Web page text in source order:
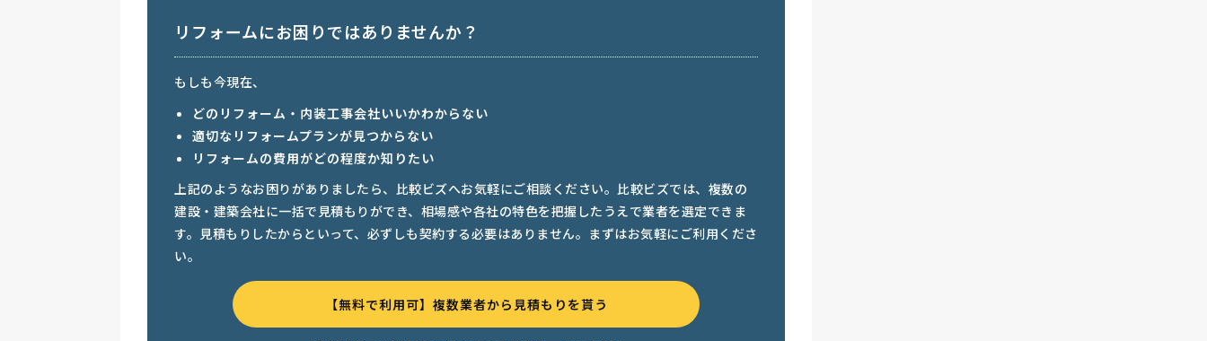
リフォームにお困りではありませんか？
もしも今現在、
どのリフォーム・内装工事会社いいかわからない
適切なリフォームプランが見つからない
リフォームの費用がどの程度か知りたい
上記のようなお困りがありましたら、比較ビズへお気軽にご相談ください。比較ビズでは、複数の
建設・建築会社に一括で見積もりができ、相場感や各社の特色を把握したうえで業者を選定できま
す。見積もりしたからといって、必ずしも契約する必要はありません。まずはお気軽にご利用くださ
い。
【無料で利用可】複数業者から見積もりを貰う